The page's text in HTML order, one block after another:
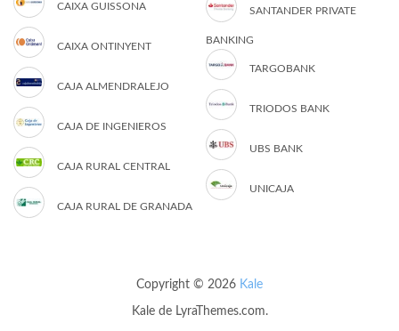
CAIXA GUISSONA
CAIXA ONTINYENT
CAJA ALMENDRALEJO
CAJA DE INGENIEROS
CAJA RURAL CENTRAL
CAJA RURAL DE GRANADA
SANTANDER PRIVATE
BANKING
TARGOBANK
TRIODOS BANK
UBS BANK
UNICAJA
Copyright © 2026 Kale
Kalede LyraThemes.com.